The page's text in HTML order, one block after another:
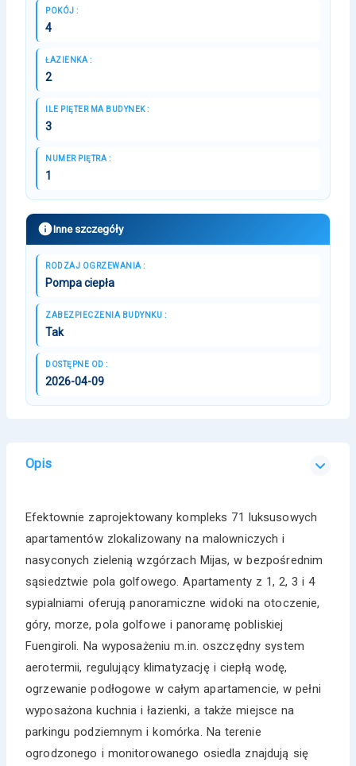
POKÓJ :
4
ŁAZIENKA :
2
ILE PIĘTER MA BUDYNEK :
3
NUMER PIĘTRA :
1
Inne szczegóły
RODZAJ OGRZEWANIA :
Pompa ciepła
ZABEZPIECZENIA BUDYNKU :
Tak
DOSTĘPNE OD :
2026-04-09
Opis
Efektownie zaprojektowany kompleks 71 luksusowych
apartamentów zlokalizowany na malowniczych i
nasyconych zielenią wzgórzach Mijas, w bezpośrednim
sąsiedztwie pola golfowego. Apartamenty z 1, 2, 3 i 4
sypialniami oferują panoramiczne widoki na otoczenie,
góry, morze, pola golfowe i panoramę pobliskiej
Fuengiroli. Na wyposażeniu m.in. oszczędny system
aerotermii, regulujący klimatyzację i ciepłą wodę,
ogrzewanie podłogowe w całym apartamencie, w pełni
wyposażona kuchnia i łazienki, a także miejsce na
parkingu podziemnym i komórka. Na terenie
ogrodzonego i monitorowanego osiedla znajdują się